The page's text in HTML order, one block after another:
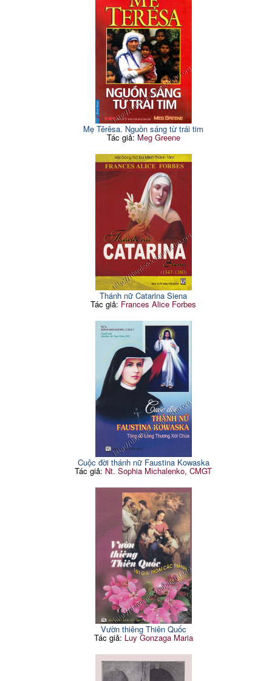
Mẹ Têrêsa. Nguồn sáng từ trái tim
Tác giả: Meg Greene
Thánh nữ Catarina Siena
Tác giả: Frances Alice Forbes
Cuộc đời thánh nữ Faustina Kowaska
Tác giả: Nt. Sophia Michalenko, CMGT
Vườn thiêng Thiên Quốc
Tác giả: Luy Gonzaga Maria